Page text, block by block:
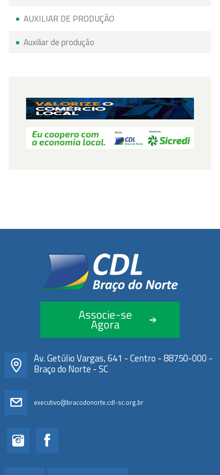
AUXILIAR DE PRODUÇÃO
Auxiliar de produção
Associe-se
Agora
Av. Getúlio Vargas, 641 - Centro - 88750-000 -
Braço do Norte - SC
executivo@bracodonorte.cdl-sc.org.br